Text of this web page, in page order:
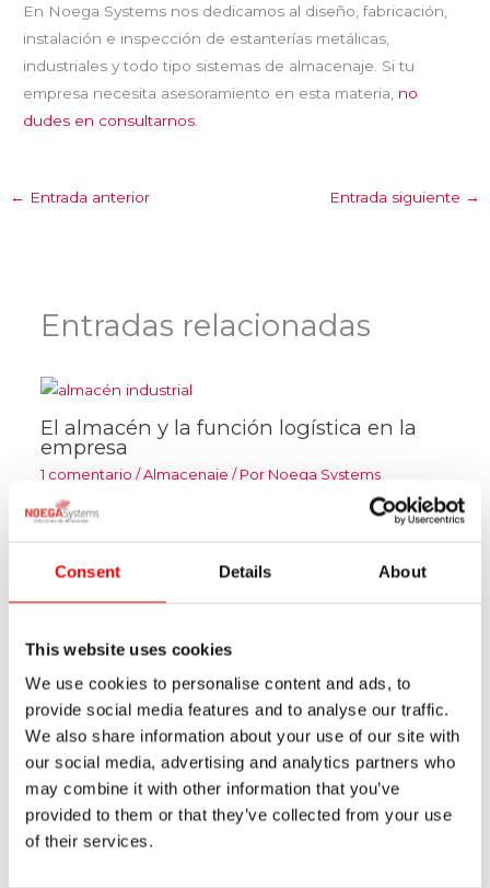
Consent Details About
This website uses cookies
We use cookies to personalise content and ads, to
provide social media features and to analyse our traffic.
We also share information about your use of our site with
our social media, advertising and analytics partners who
may combine it with other information that you’ve
provided to them or that they’ve collected from your use
of their services.
En Noega Systems nos dedicamos al diseño, fabricación,
instalación e inspección de estanterías metálicas,
industriales y todo tipo sistemas de almacenaje. Si tu
empresa necesita asesoramiento en esta materia, no
dudes en consultarnos
← Entrada anterior Entrada siguiente →
Entradas relacionadas
El almacén y la función logística en la
empresa
1 comentario /Almacenaje / Por Noega Systems
Quién hace qué y responsabilidades
dentro del almacén
Cierres Modulares de Seguridad.
Espacios aislados en áreas de trabajo
concretas
Deja un comentario /Almacenaje / PorNoega Systems